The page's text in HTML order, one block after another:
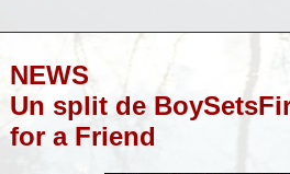
NEWS
Un split de
for a Friend